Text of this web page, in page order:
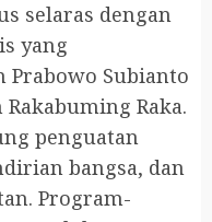
selaras dengan
yang
Prabowo Subianto
Raka.
penguatan
bangsa, dan
Program-